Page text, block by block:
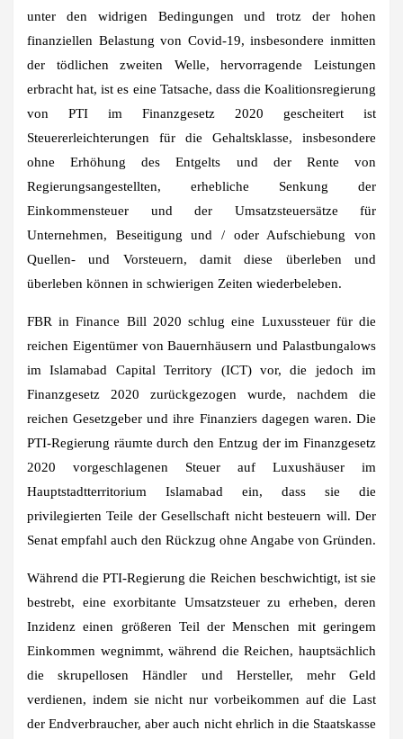
unter den widrigen Bedingungen und trotz der hohen
finanziellen Belastung von Covid-19, insbesondere inmitten
der tödlichen zweiten Welle, hervorragende Leistungen
erbracht hat, ist es eine Tatsache, dass die Koalitionsregierung
von PTI im Finanzgesetz 2020 gescheitert ist
Steuererleichterungen für die Gehaltsklasse, insbesondere
ohne Erhöhung des Entgelts und der Rente von
Regierungsangestellten, erhebliche Senkung der
Einkommensteuer und der Umsatzsteuersätze für
Unternehmen, Beseitigung und / oder Aufschiebung von
Quellen- und Vorsteuern, damit diese überleben und
überleben können in schwierigen Zeiten wiederbeleben.
FBR in Finance Bill 2020 schlug eine Luxussteuer für die
reichen Eigentümer von Bauernhäusern und Palastbungalows
im Islamabad Capital Territory (ICT) vor, die jedoch im
Finanzgesetz 2020 zurückgezogen wurde, nachdem die
reichen Gesetzgeber und ihre Finanziers dagegen waren. Die
PTI-Regierung räumte durch den Entzug der im Finanzgesetz
2020 vorgeschlagenen Steuer auf Luxushäuser im
Hauptstadtterritorium Islamabad ein, dass sie die
privilegierten Teile der Gesellschaft nicht besteuern will. Der
Senat empfahl auch den Rückzug ohne Angabe von Gründen.
Während die PTI-Regierung die Reichen beschwichtigt, ist sie
bestrebt, eine exorbitante Umsatzsteuer zu erheben, deren
Inzidenz einen größeren Teil der Menschen mit geringem
Einkommen wegnimmt, während die Reichen, hauptsächlich
die skrupellosen Händler und Hersteller, mehr Geld
verdienen, indem sie nicht nur vorbeikommen auf die Last
der Endverbraucher, aber auch nicht ehrlich in die Staatskasse